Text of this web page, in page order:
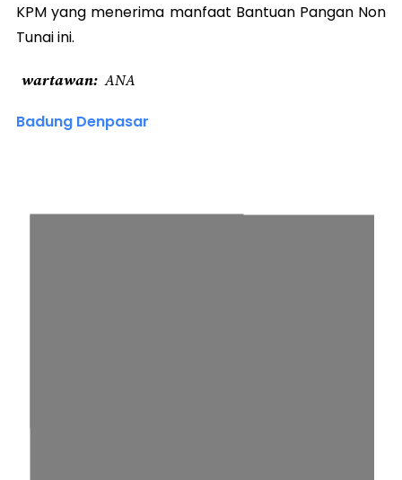
KPM yang menerima manfaat Bantuan Pangan Non
Tunai ini.
wartawan ANA
Badung Denpasar